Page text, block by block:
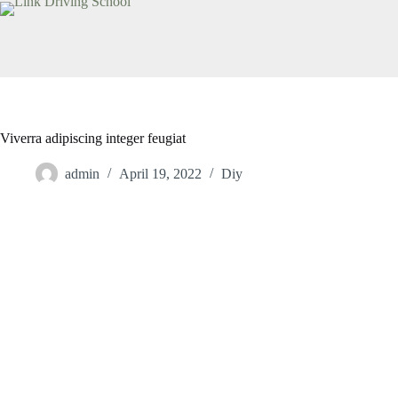
Viverra adipiscing integer feugiat
admin April 19, 2022 Diy